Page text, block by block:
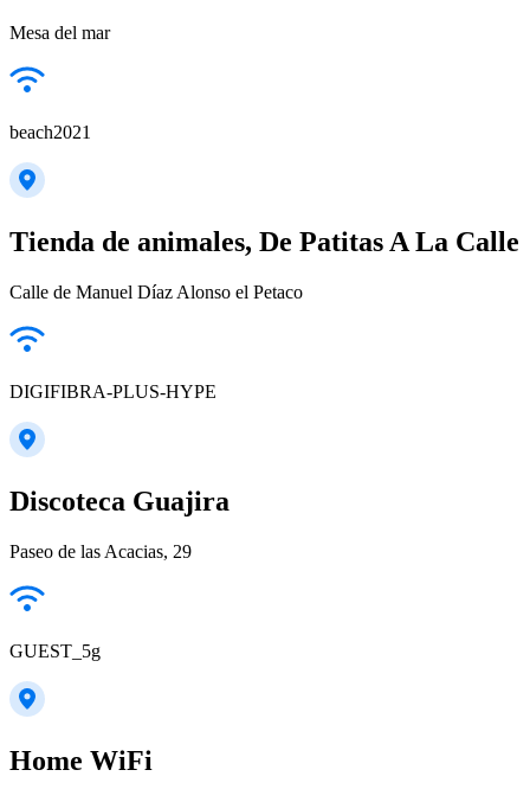
Mesa del mar
beach2021
Tienda de animales, De Patitas A La Calle
Calle de Manuel Díaz Alonso el Petaco
DIGIFIBRA-PLUS-HYPE
Discoteca Guajira
Paseo de las Acacias, 29
GUEST_5g
Home WiFi